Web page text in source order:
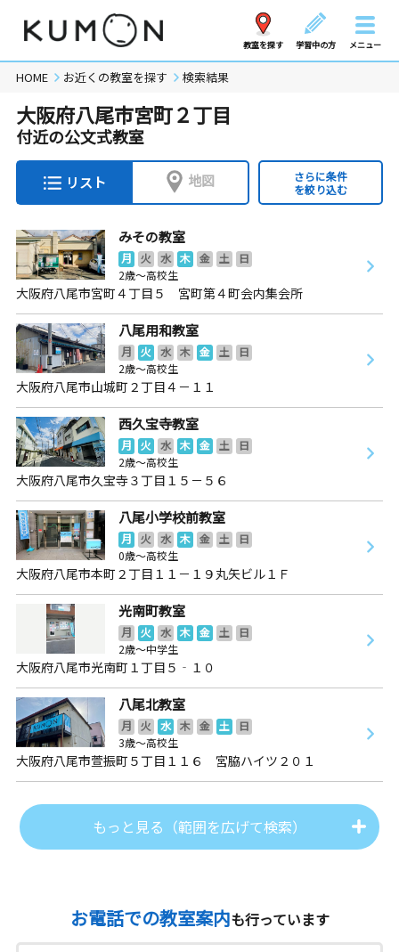
教室を探す 学習中の方 メニュー
HOME お近くの教室を探す 検索結果
大阪府八尾市宮町２丁目
付近の公文式教室
リスト 地図
さらに条件
を絞り込む
みその教室
月 火 水 木 金 土
日
2歳～高校生
大阪府八尾市宮町４丁目５ 宮町第４町会内集会所
八尾用和教室
月 火 水 木 金 土
日
2歳～高校生
大阪府八尾市山城町２丁目４－１１
西久宝寺教室
月 火 水 木 金 土
日
2歳～高校生
大阪府八尾市久宝寺３丁目１５－５６
八尾小学校前教室
月 火 水 木 金 土
日
0歳～高校生
大阪府八尾市本町２丁目１１－１９丸矢ビル１Ｆ
光南町教室
月 火 水 木 金 土
日
2歳～中学生
大阪府八尾市光南町１丁目５‐１０
八尾北教室
月 火 水 木 金 土
日
3歳～高校生
大阪府八尾市萱振町５丁目１１６ 宮脇ハイツ２０１
もっと見る（範囲を広げて検索）
お電話での教室案内も行っています